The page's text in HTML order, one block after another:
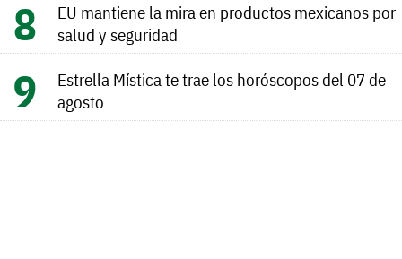
EU mantiene la mira en productos mexicanos por
salud y seguridad
Estrella Mística te trae los horóscopos del 07 de
agosto